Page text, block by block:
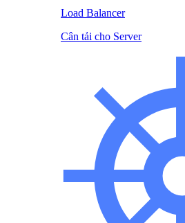
Load Balancer
Cân tải cho Server